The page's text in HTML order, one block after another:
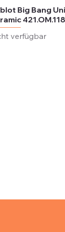
Big Bang
verfügbar